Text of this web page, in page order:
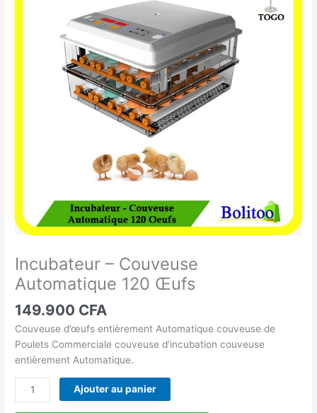
Incubateur – Couveuse
Automatique 120 Œufs
149.900 CFA
Couveuse d’œufs entièrement Automatique couveuse de
Poulets Commerciale couveuse d’incubation couveuse
entièrement Automatique.
Automatique
Ajouter au panier